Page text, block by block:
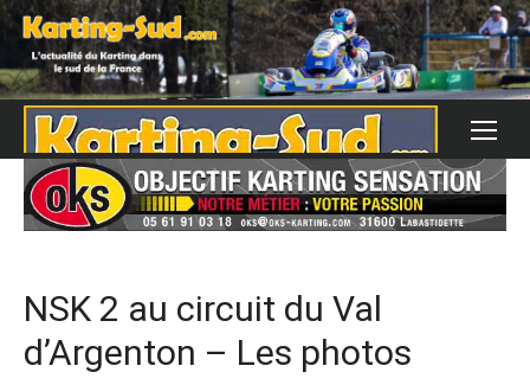
Skip
content
NSK 2 au circuit du Val
d’Argenton – Les photos